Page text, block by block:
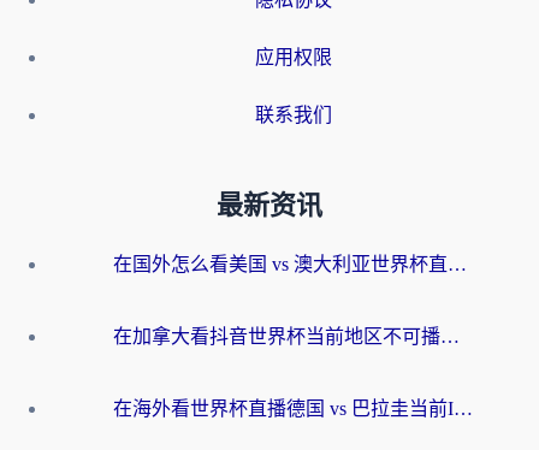
应用权限
联系我们
最新资讯
在国外怎么看美国 vs 澳大利亚世界杯直播？海外党必藏的中文解说观赛指南
在加拿大看抖音世界杯当前地区不可播放？海外党体育观赛终极指南
在海外看世界杯直播德国 vs 巴拉圭当前IP受限制？这篇指南帮你轻松解决地区限制